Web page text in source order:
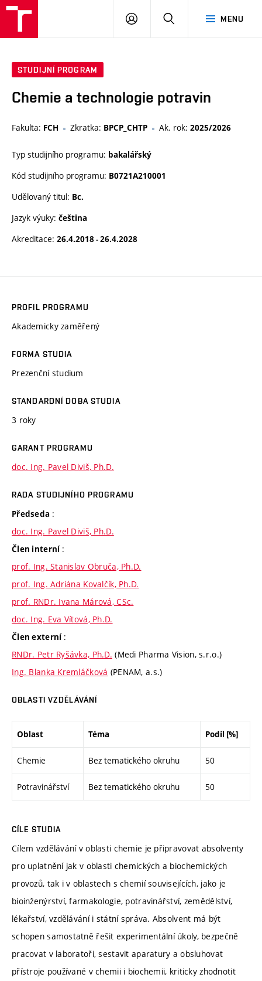
MENU
PŘIHLÁSIT
STUDIJNÍ PROGRAM
Chemie a technologie potravin
Fakulta: FCH Zkratka: BPCP_CHTP Ak. rok: 2025/2026
Typ studijního programu: bakalářský
Kód studijního programu: B0721A210001
Udělovaný titul: Bc.
Jazyk výuky: čeština
Akreditace: 26.4.2018 - 26.4.2028
PROFIL PROGRAMU
Akademicky zaměřený
FORMA STUDIA
Prezenční studium
STANDARDNÍ DOBA STUDIA
3 roky
GARANT PROGRAMU
doc. Ing. Pavel Diviš, Ph.D.
RADA STUDIJNÍHO PROGRAMU
Předseda :
doc. Ing. Pavel Diviš, Ph.D.
Člen interní :
prof. Ing. Stanislav Obruča, Ph.D.
prof. Ing. Adriána Kovalčík, Ph.D.
prof. RNDr. Ivana Márová, CSc.
doc. Ing. Eva Vítová, Ph.D.
Člen externí :
RNDr. Petr Ryšávka, Ph.D. (Medi Pharma Vision, s.r.o.)
Ing. Blanka Kremláčková (PENAM, a.s.)
OBLASTI VZDĚLÁVÁNÍ
Oblast Téma Podíl [%]
Chemie Bez tematického okruhu 50
Potravinářství Bez tematického okruhu 50
CÍLE STUDIA
Cílem vzdělávání v oblasti chemie je připravovat absolventy
pro uplatnění jak v oblasti chemických a biochemických
provozů, tak i v oblastech s chemií souvisejících, jako je
bioinženýrství, farmakologie, potravinářství, zemědělství,
lékařství, vzdělávání i státní správa. Absolvent má být
schopen samostatně řešit experimentální úkoly, bezpečně
pracovat v laboratoři, sestavit aparatury a obsluhovat
přístroje používané v chemii i biochemii, kriticky zhodnotit